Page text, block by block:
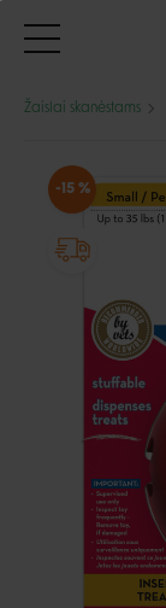
Žaislai skanėstams
-15 %